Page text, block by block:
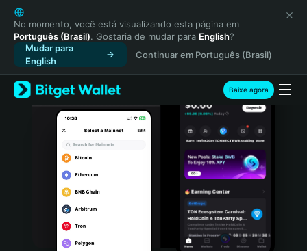
English
日本語
Tiếng Việt
Русский
Español (Latinoamérica)
Türkçe
Italiano
Português (Portugal)
Bahasa Indonesia
No momento, você está visualizando esta página em
Português (Brasil). Gostaria de mudar para English?
Mudar para
English
Continuar em Português (Brasil)
Baixe agora